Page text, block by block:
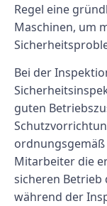
Regel eine
Maschinen, um
Bei der
guten
Mitarbeiter die
sicheren Betrieb
während der